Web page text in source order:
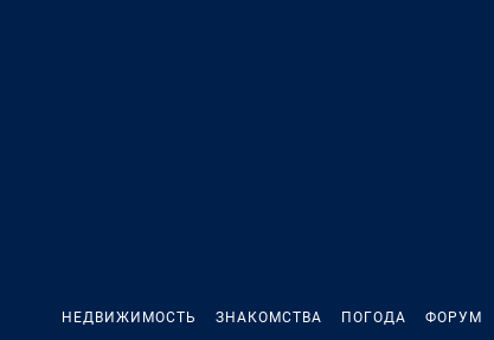
НЕДВИЖИМОСТЬ ЗНАКОМСТВА ПОГОДА ФОРУМ